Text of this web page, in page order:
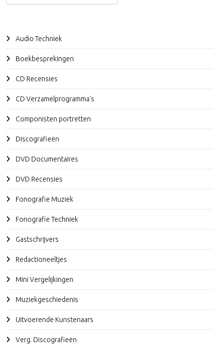
Audio Techniek
Boekbesprekingen
CD Recensies
CD Verzamelprogramma's
Componisten portretten
Discografieën
DVD Documentaires
DVD Recensies
Fonografie Muziek
Fonografie Techniek
Gastschrijvers
Redactioneeltjes
Mini Vergelijkingen
Muziekgeschiedenis
Uitvoerende Kunstenaars
Verg. Discografieën